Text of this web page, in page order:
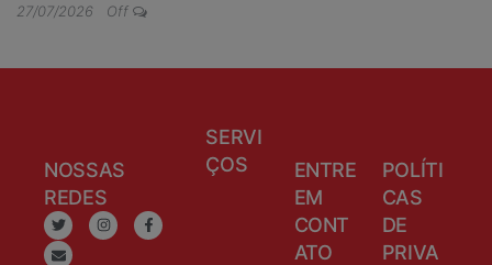
27/07/2026 Off
NOSSAS
REDES
SERVI
ÇOS
ENTRE
EM
CONT
ATO
POLÍTI
CAS
DE
PRIVA